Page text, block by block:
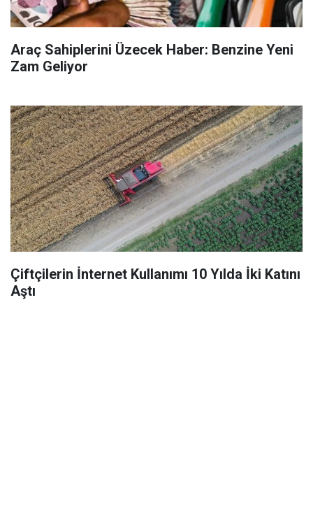
Araç Sahiplerini Üzecek Haber: Benzine Yeni
Zam Geliyor
Çiftçilerin İnternet Kullanımı 10 Yılda İki Katını
Aştı